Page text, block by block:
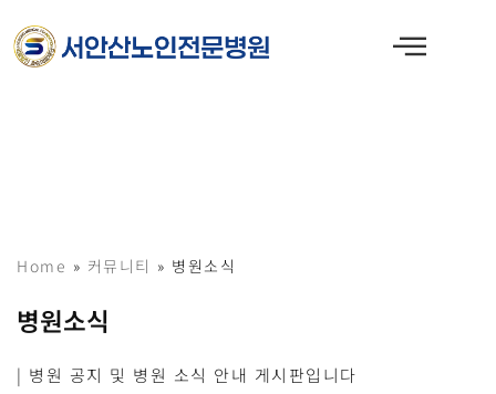
콘
텐
츠
Home » 커뮤니티 » 병원소식
병원소식
| 병원 공지 및 병원 소식 안내 게시판입니다